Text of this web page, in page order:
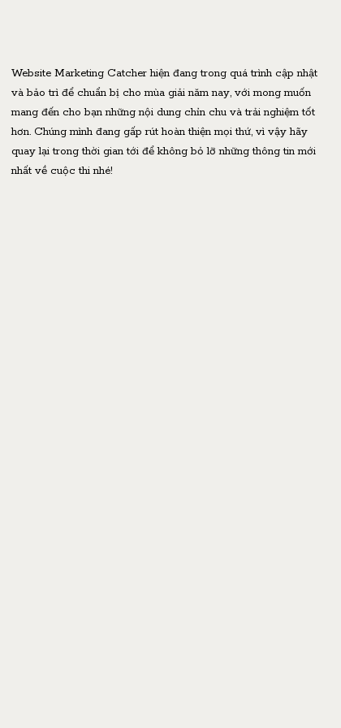
Website Marketing Catcher hiện đang trong quá trình cập nhật
và bảo trì để chuẩn bị cho mùa giải năm nay, với mong muốn
mang đến cho bạn những nội dung chỉn chu và trải nghiệm tốt
hơn. Chúng mình đang gấp rút hoàn thiện mọi thứ, vì vậy hãy
quay lại trong thời gian tới để không bỏ lỡ những thông tin mới
nhất về cuộc thi nhé!